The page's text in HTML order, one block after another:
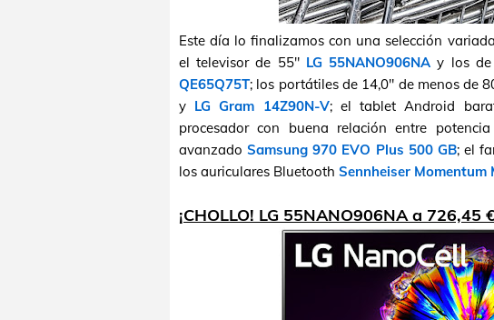
Este día lo finalizamos con una selección
el televisor de 55" LG 55NANO906NA y los
QE65Q75T; los portátiles de 14,0" de menos de
y LG Gram 14Z90N-V; el tablet Android
procesador con buena relación entre
avanzadoSamsung 970 EVO Plus 500 GB; el
los auriculares Bluetooth Sennheiser Momentum
¡CHOLLO! LG 55NANO906NA a 726,45